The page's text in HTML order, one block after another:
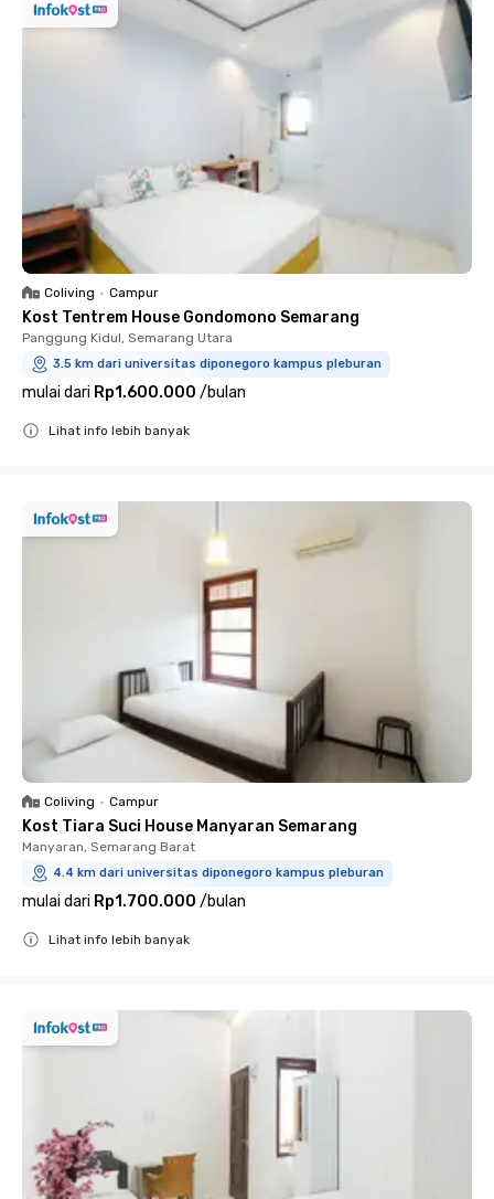
Coliving • Campur
Kost Tentrem House Gondomono Semarang
Panggung Kidul, Semarang Utara
3.5 km dari universitas diponegoro kampus pleburan
mulai dari Rp1.600.000 /bulan
Lihat info lebih banyak
Coliving • Campur
Kost Tiara Suci House Manyaran Semarang
Manyaran, Semarang Barat
4.4 km dari universitas diponegoro kampus pleburan
mulai dari Rp1.700.000 /bulan
Lihat info lebih banyak